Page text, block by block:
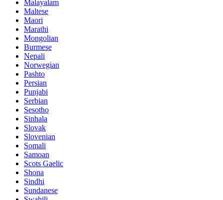
Malayalam
Maltese
Maori
Marathi
Mongolian
Burmese
Nepali
Norwegian
Pashto
Persian
Punjabi
Serbian
Sesotho
Sinhala
Slovak
Slovenian
Somali
Samoan
Scots Gaelic
Shona
Sindhi
Sundanese